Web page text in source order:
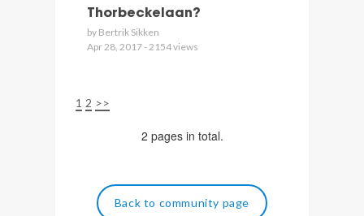
Thorbeckelaan?
by Bertrik Sikken
Apr 28, 2017 - 2154 views
1 2 >>
2 pages in total.
Back to community page